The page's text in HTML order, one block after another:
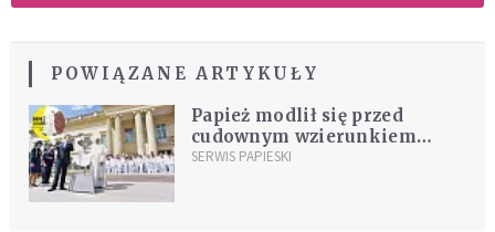
POWIĄZANE ARTYKUŁY
Papież modlił się przed
cudownym wzierunkiem
Maryi
SERWIS PAPIESKI